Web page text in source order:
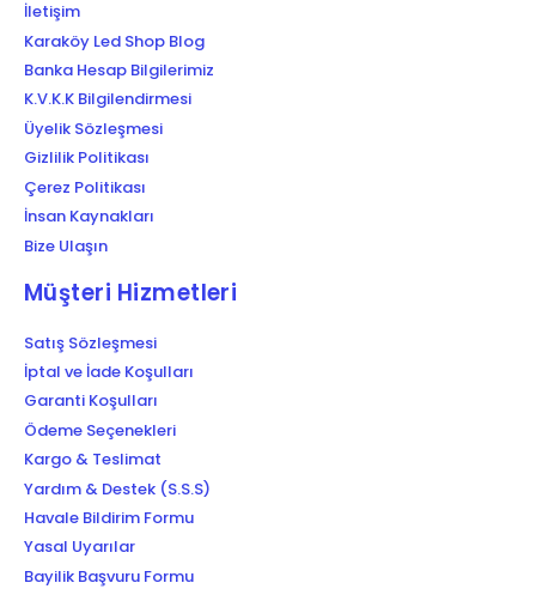
İletişim
Karaköy Led Shop Blog
Banka Hesap Bilgilerimiz
K.V.K.K Bilgilendirmesi
Üyelik Sözleşmesi
Gizlilik Politikası
Çerez Politikası
İnsan Kaynakları
Bize Ulaşın
Müşteri Hizmetleri
Satış Sözleşmesi
İptal ve İade Koşulları
Garanti Koşulları
Ödeme Seçenekleri
Kargo & Teslimat
Yardım & Destek (S.S.S)
Havale Bildirim Formu
Yasal Uyarılar
Bayilik Başvuru Formu